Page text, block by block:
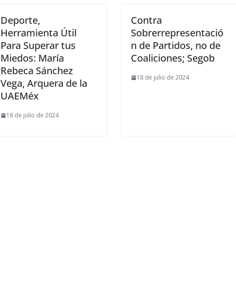
Deporte,
Herramienta Útil
Para Superar tus
Miedos: María
Rebeca Sánchez
Vega, Arquera de la
UAEMéx
18 de julio de 2024
Contra
Sobrerrepresentació
n de Partidos, no de
Coaliciones; Segob
18 de julio de 2024